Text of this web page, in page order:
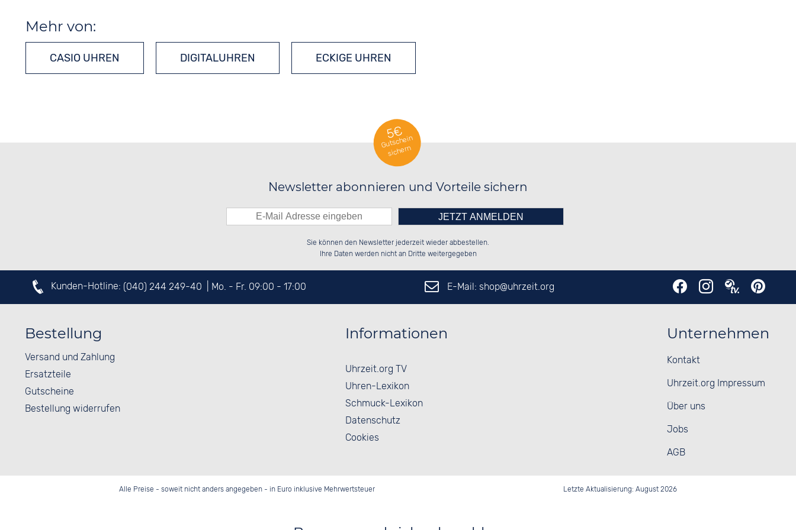
Mehr von:
CASIO UHREN DIGITALUHREN ECKIGE UHREN
5€
Gutschein
sichern
Newsletter abonnieren und Vorteile sichern
██░░░░░░██░░██░░░░████░░░░░░██░░
██████░░██████░░░░░░██░░░░████░░
░░░░██░░░░░░██░░░░░░██░░██░░░░░░
Bitte tragen Sie die Zahl in
das nebenstehende Feld ein.
Sie können den Newsletter jederzeit wieder abbestellen.
Ihre Daten werden nicht an Dritte weitergegeben
Kunden-Hotline: (040) 244 249-40 | Mo. - Fr. 09:00 - 17:00 E-Mail: shop@uhrzeit.org
Bestellung
Versand und Zahlung
Ersatzteile
Gutscheine
Bestellung widerrufen
Informationen
Uhrzeit.org TV
Uhren-Lexikon
Schmuck-Lexikon
Datenschutz
Cookies
Unternehmen
Kontakt
Uhrzeit.org Impressum
Über uns
Jobs
AGB
Alle Preise - soweit nicht anders angegeben - in Euro inklusive Mehrwertsteuer Letzte Aktualisierung: August 2026